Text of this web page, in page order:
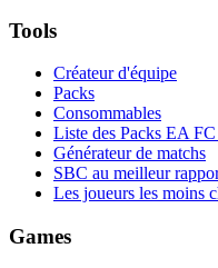
Tools
Créateur d'équipe
Packs
Consommables
Liste des Packs EA
Générateur de matchs
SBC au meilleur
Les joueurs les moins
Games